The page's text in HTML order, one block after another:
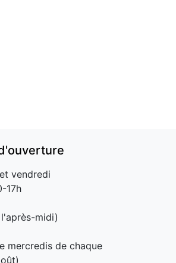
vendredi
17h
midi)
mercredis de chaque